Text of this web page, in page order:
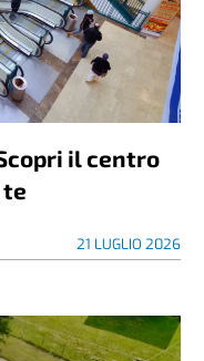
il centro
te
21 LUGLIO 2026